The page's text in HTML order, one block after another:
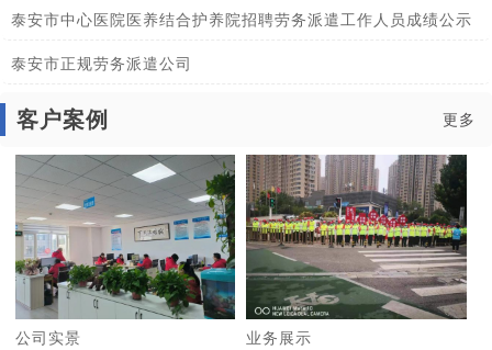
泰安市中心医院医养结合护养院招聘劳务派遣工作人员成绩公示
泰安市正规劳务派遣公司
客户案例 更多
公司实景 业务展示